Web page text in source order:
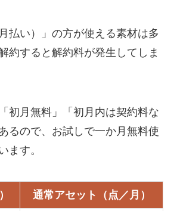
払い）」の方が使える素材は多
約すると解約料が発生してしま
初月無料」「初月内は契約料な
るので、お試しで一か月無料使
ます。
通常アセット （点／月）